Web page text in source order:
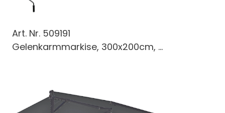
Art. Nr. 509191
Gelenkarmmarkise, 300x200cm, ...